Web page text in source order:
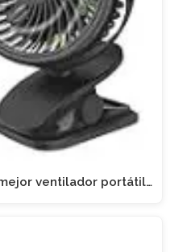
ventilador portátil…